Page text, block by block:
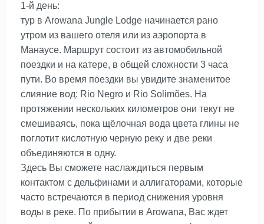
1-й день:
тур в Arowana Jungle Lodge начинается рано
утром из вашего отеля или из аэропорта в
Манаусе. Маршрут состоит из автомобильной
поездки и на катере, в общей сложности 3 часа
пути. Во время поездки вы увидите знаменитое
слияние вод: Rio Negro и Rio Solimões. На
протяжении нескольких километров они текут не
смешиваясь, пока щёлочная вода цвета глины не
поглотит кислотную черную реку и две реки
объединяются в одну.
Здесь Вы сможете наслаждиться первым
контактом с дельфинами и аллигаторами, которые
часто встречаются в период снижения уровня
воды в реке. По прибытии в Arowana, Вас ждет